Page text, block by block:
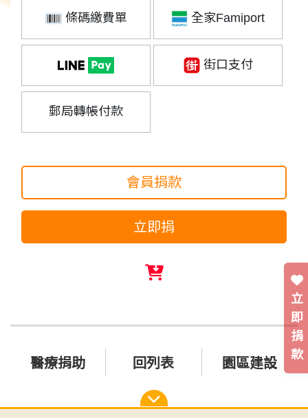
條碼繳費單 全家Famiport
街口支付
郵局轉帳付款
會員捐款
立即捐
醫療捐助 回列表 園區建設
立
即
捐
款